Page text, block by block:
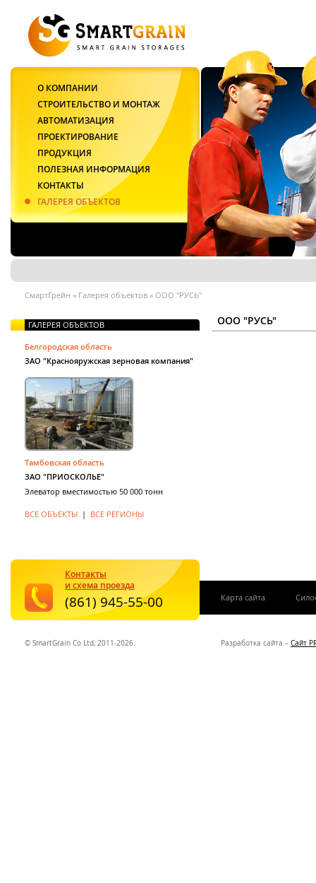
ООО "РУСЬ"
ГАЛЕРЕЯ ОБЪЕКТОВ
Белгородская область
ЗАО "Краснояружская зерновая компания"
Тамбовская область
ЗАО "ПРИОСКОЛЬЕ"
Элеватор вместимостью 50 000 тонн
ВСЕ ОБЪЕКТЫ | ВСЕ РЕГИОНЫ
© SmartGrain Co Ltd, 2011-2026. Разработка сайта – Сайт
Карта сайта
Контакты
и схема проезда
(861) 945-55-00
СмартГрейн » Галерея объектов » ООО "РУСЬ"
О КОМПАНИИ
СТРОИТЕЛЬСТВО И МОНТАЖ
АВТОМАТИЗАЦИЯ
ПРОЕКТИРОВАНИЕ
ПРОДУКЦИЯ
ПОЛЕЗНАЯ ИНФОРМАЦИЯ
КОНТАКТЫ
ГАЛЕРЕЯ ОБЪЕКТОВ